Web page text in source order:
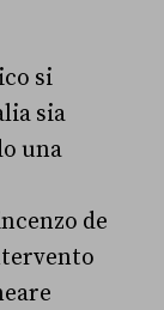
si
sia
una
de